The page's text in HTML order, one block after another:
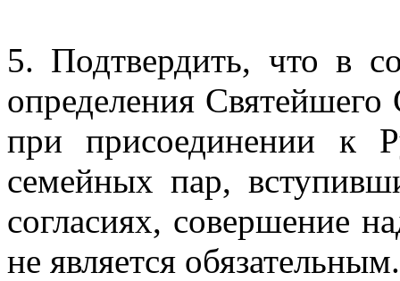
5. Подтвердить, что в
определения
при присоединении к
семейных пар,
согласиях, совершение
не является обязательным.